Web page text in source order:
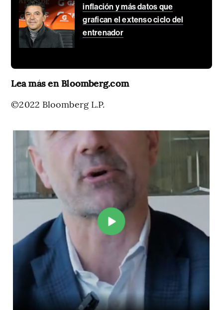
inflación y más datos que
grafican el extenso ciclo del
entrenador
Lea más en Bloomberg.com
©2022 Bloomberg L.P.